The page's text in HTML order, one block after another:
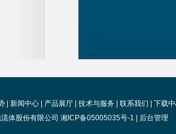
新闻中心 产品展厅 技术与服务 联系我们
下载
体股份有限公司 湘ICP备05005035号-1 | 后台管理